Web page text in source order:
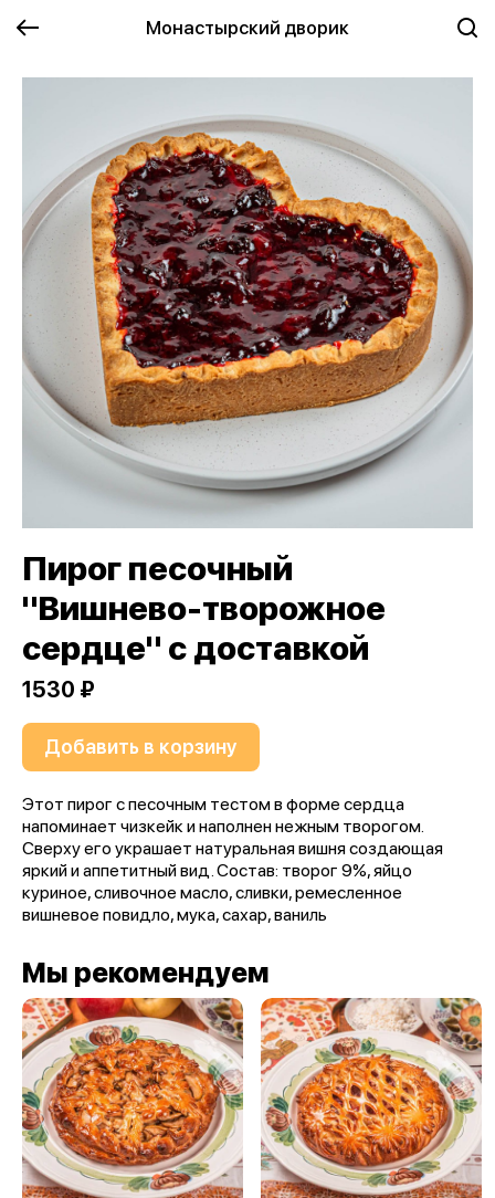
Монастырский дворик
Пирог песочный
"Вишнево-творожное
сердце" с доставкой
1530 ₽
Добавить в корзину
Этот пирог с песочным тестом в форме сердца
напоминает чизкейк и наполнен нежным творогом.
Сверху его украшает натуральная вишня создающая
яркий и аппетитный вид. Состав: творог 9%, яйцо
куриное, сливочное масло, сливки, ремесленное
вишневое повидло, мука, сахар, ваниль
Мы рекомендуем